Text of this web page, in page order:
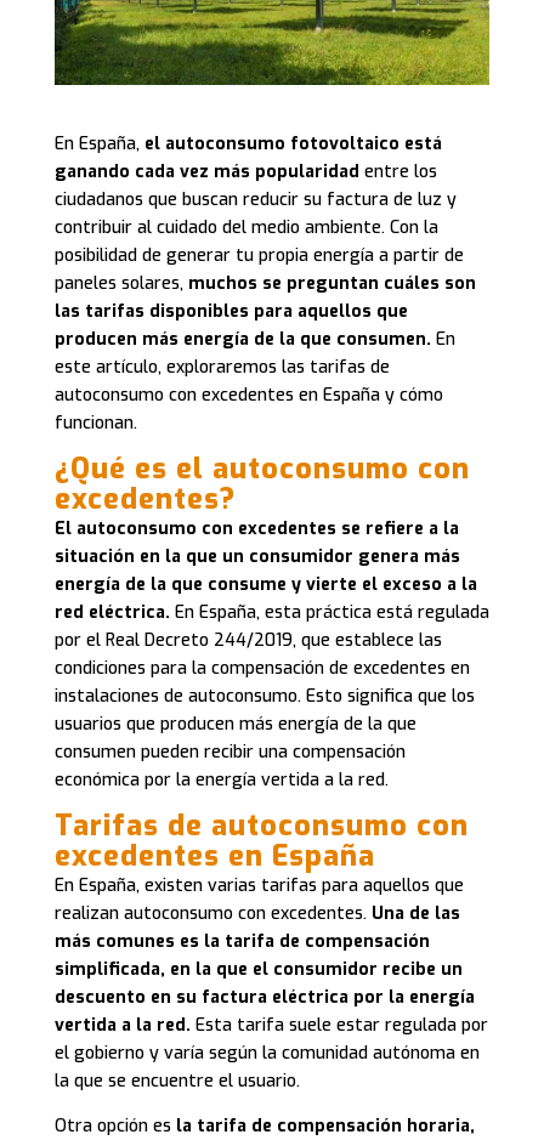
En España, el autoconsumo fotovoltaico está
ganando cada vez más popularidad entre los
ciudadanos que buscan reducir su factura de luz y
contribuir al cuidado del medio ambiente. Con la
posibilidad de generar tu propia energía a partir de
paneles solares, muchos se preguntan cuáles son
las tarifas disponibles para aquellos que
producen más energía de la que consumen. En
este artículo, exploraremos las tarifas de
autoconsumo con excedentes en España y cómo
funcionan.
¿Qué es el autoconsumo con
excedentes?
El autoconsumo con excedentes se refiere a la
situación en la que un consumidor genera más
energía de la que consume y vierte el exceso a la
red eléctrica. En España, esta práctica está regulada
por el Real Decreto 244/2019, que establece las
condiciones para la compensación de excedentes en
instalaciones de autoconsumo. Esto significa que los
usuarios que producen más energía de la que
consumen pueden recibir una compensación
económica por la energía vertida a la red.
Tarifas de autoconsumo con
excedentes en España
En España, existen varias tarifas para aquellos que
realizan autoconsumo con excedentes. Una de las
más comunes es la tarifa de compensación
simplificada, en la que el consumidor recibe un
descuento en su factura eléctrica por la energía
vertida a la red. Esta tarifa suele estar regulada por
el gobierno y varía según la comunidad autónoma en
la que se encuentre el usuario.
Otra opción es la tarifa de compensación horaria,